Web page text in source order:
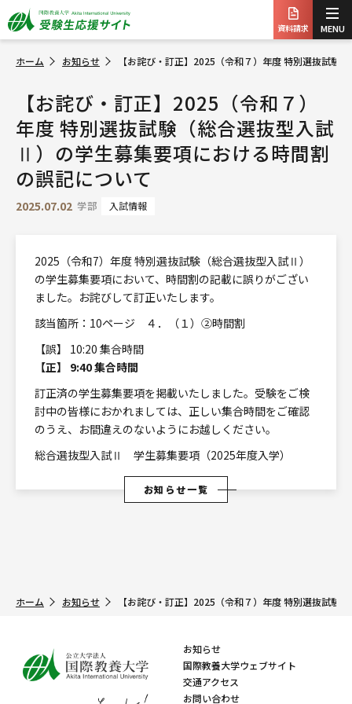
資料請求 MENU
ホーム お知らせ 【お詫び・訂正】2025（令和７）年度 特別選抜試
【お詫び・訂正】2025（令和７）
年度 特別選抜試験（総合選抜型入試
Ⅱ）の学生募集要項における時間割
の誤記について
2025.07.02 学部 入試情報
2025（令和7）年度 特別選抜試験（総合選抜型入試Ⅱ）
の学生募集要項において、時間割の記載に誤りがござい
ました。お詫びして訂正いたします。
該当箇所：10ページ ４．（１）②時間割
【誤】 10:20 集合時間
【正】 9:40 集合時間
訂正済の学生募集要項を掲載いたしました。受験をご検
討中の皆様におかれましては、正しい集合時間をご確認
のうえ、お間違えのないようにお越しください。
総合選抜型入試Ⅱ 学生募集要項（2025年度入学）
お知らせ一覧
ホーム お知らせ 【お詫び・訂正】2025（令和７）年度 特別選抜試
お知らせ
国際教養大学ウェブサイト
交通アクセス
お問い合わせ